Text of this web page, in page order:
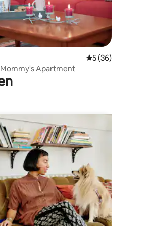
van 4,99 op 5, 150 recensiesGemiddelde
5 (36)
Apartment